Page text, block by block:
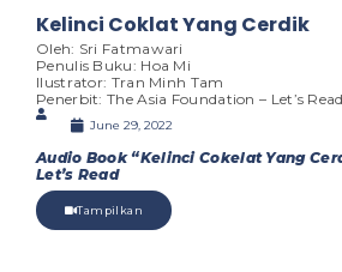
Kelinci Coklat Yang Cerdik
Oleh: Sri Fatmawari
Penulis Buku: Hoa Mi
Ilustrator: Tran Minh Tam
Penerbit: The Asia Foundation – Let’s Read
June 29, 2022
Audio Book “Kelinci Cokelat Yang
Let’s Read
Tampilkan